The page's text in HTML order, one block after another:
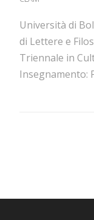
Università di
di Lettere e
Triennale in
Insegnamento: